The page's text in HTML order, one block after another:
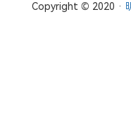
Copyright © 2020 ·